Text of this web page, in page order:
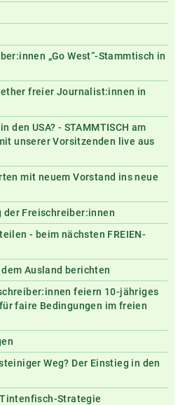
„Go West“-Stammtisch in
freier Journalist:innen in
den USA? - STAMMTISCH am
unserer Vorsitzenden live aus
mit neuem Vorstand ins neue
Freischreiber:innen
- beim nächsten FREIEN-
Ausland berichten
feiern 10-jähriges
faire Bedingungen im freien
Weg? Der Einstieg in den
Strategie